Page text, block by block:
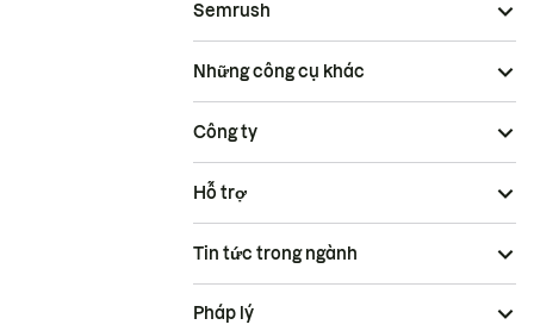
Semrush
Những công cụ khác
Công ty
Hỗ trợ
Tin tức trong ngành
Pháp lý